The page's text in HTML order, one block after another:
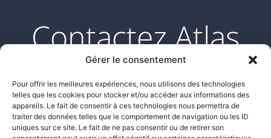
Gérer le consentement
Pour offrir les meilleures expériences, nous utilisons des technologies
telles que les cookies pour stocker et/ou accéder aux informations des
appareils. Le fait de consentir à ces technologies nous permettra de
traiter des données telles que le comportement de navigation ou les ID
uniques sur ce site. Le fait de ne pas consentir ou de retirer son
Contactez Atlas
Justice pour vos
besoins d'huissier
de justice à Paris 4